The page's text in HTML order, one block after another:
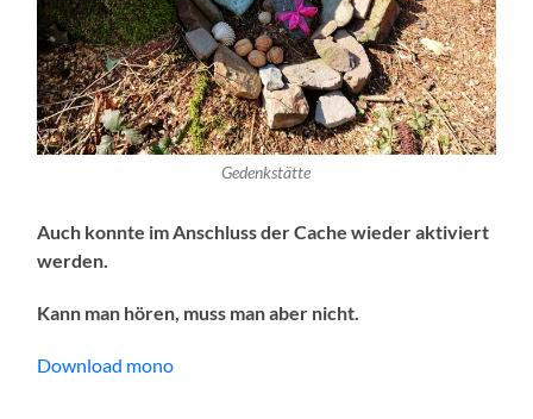
Gedenkstätte
Auch konnte im Anschluss der Cache wieder aktiviert
werden.
Kann man hören, muss man aber nicht.
Download mono